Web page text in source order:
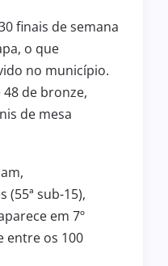
finais de semana
o que
no município.
de bronze,
de mesa
(55ª sub-15),
em 7º
entre os 100